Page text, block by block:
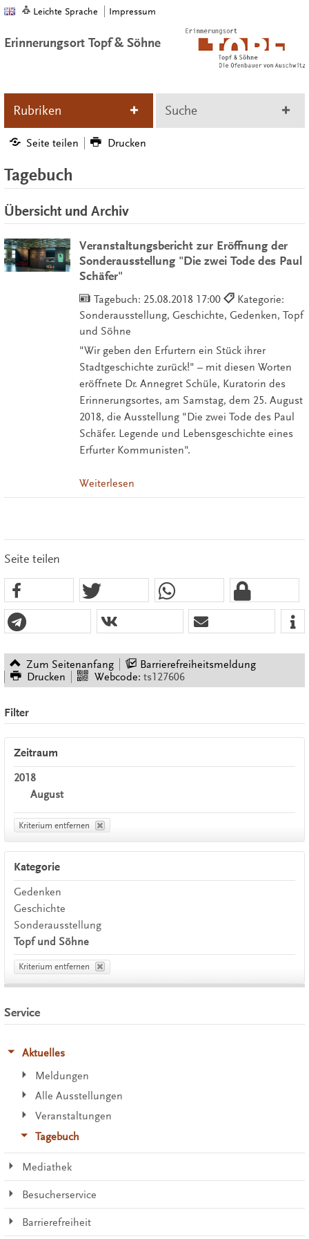
Leichte Sprache Impressum
Erinnerungsort Topf & Söhne
Rubriken Suche
Seite teilen Drucken
Tagebuch
Übersicht und Archiv
Veranstaltungsbericht zur Eröffnung der
Sonderausstellung "Die zwei Tode des Paul
Schäfer"
Tagebuch: 25.08.2018 17:00
Kategorie:
Sonderausstellung, Geschichte, Gedenken, Topf
und Söhne
"Wir geben den Erfurtern ein Stück ihrer
Stadtgeschichte zurück!" – mit diesen Worten
eröffnete Dr. Annegret Schüle, Kuratorin des
Erinnerungsortes, am Samstag, dem 25. August
2018, die Ausstellung "Die zwei Tode des Paul
Schäfer. Legende und Lebensgeschichte eines
Erfurter Kommunisten".
Weiterlesen
Seite teilen
Zum Seitenanfang
Barrierefreiheitsmeldung
Drucken
Webcode: ts127606
Filter
Zeitraum
2018
August
Kriterium entfernen
Kategorie
Gedenken
Geschichte
Sonderausstellung
Topf und Söhne
Kriterium entfernen
Service
Aktuelles
Meldungen
Alle Ausstellungen
Veranstaltungen
Tagebuch
Mediathek
Besucherservice
Barrierefreiheit